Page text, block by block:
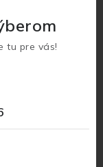
tu pre vás!